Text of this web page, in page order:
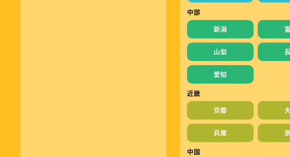
中部
新潟
山梨
愛知
近畿
京都
兵庫
中国